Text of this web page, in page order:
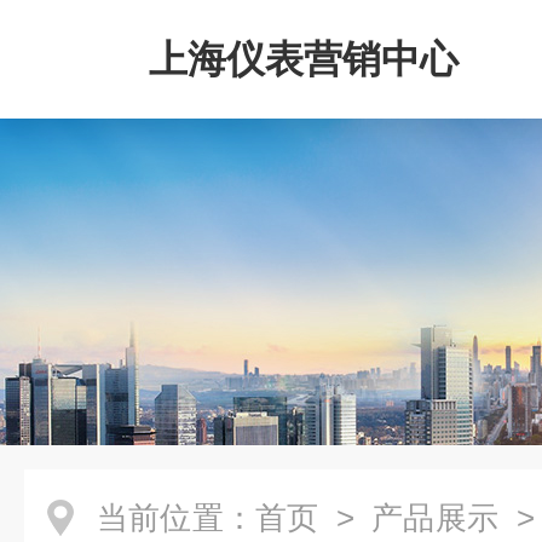
上海仪表营销中心
当前位置： 首页 > 产品展示